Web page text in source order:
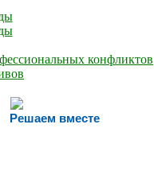
Решаем вместе